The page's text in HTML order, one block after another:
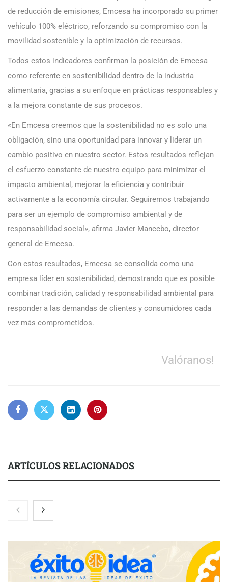
de reducción de emisiones, Emcesa ha incorporado su primer
vehículo 100% eléctrico, reforzando su compromiso con la
movilidad sostenible y la optimización de recursos.
Todos estos indicadores confirman la posición de Emcesa
como referente en sostenibilidad dentro de la industria
alimentaria, gracias a su enfoque en prácticas responsables y
a la mejora constante de sus procesos.
«En Emcesa creemos que la sostenibilidad no es solo una
obligación, sino una oportunidad para innovar y liderar un
cambio positivo en nuestro sector. Estos resultados reflejan
el esfuerzo constante de nuestro equipo para minimizar el
impacto ambiental, mejorar la eficiencia y contribuir
activamente a la economía circular. Seguiremos trabajando
para ser un ejemplo de compromiso ambiental y de
responsabilidad social», afirma Javier Mancebo, director
general de Emcesa.
Con estos resultados, Emcesa se consolida como una
empresa líder en sostenibilidad, demostrando que es posible
combinar tradición, calidad y responsabilidad ambiental para
responder a las demandas de clientes y consumidores cada
vez más comprometidos.
Valóranos!
ARTÍCULOS RELACIONADOS